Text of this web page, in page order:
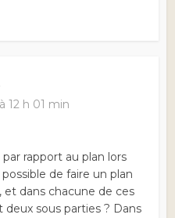
12 h 01 min
rapport au plan lors
possible de faire un plan
et dans chacune de ces
sous parties ? Dans